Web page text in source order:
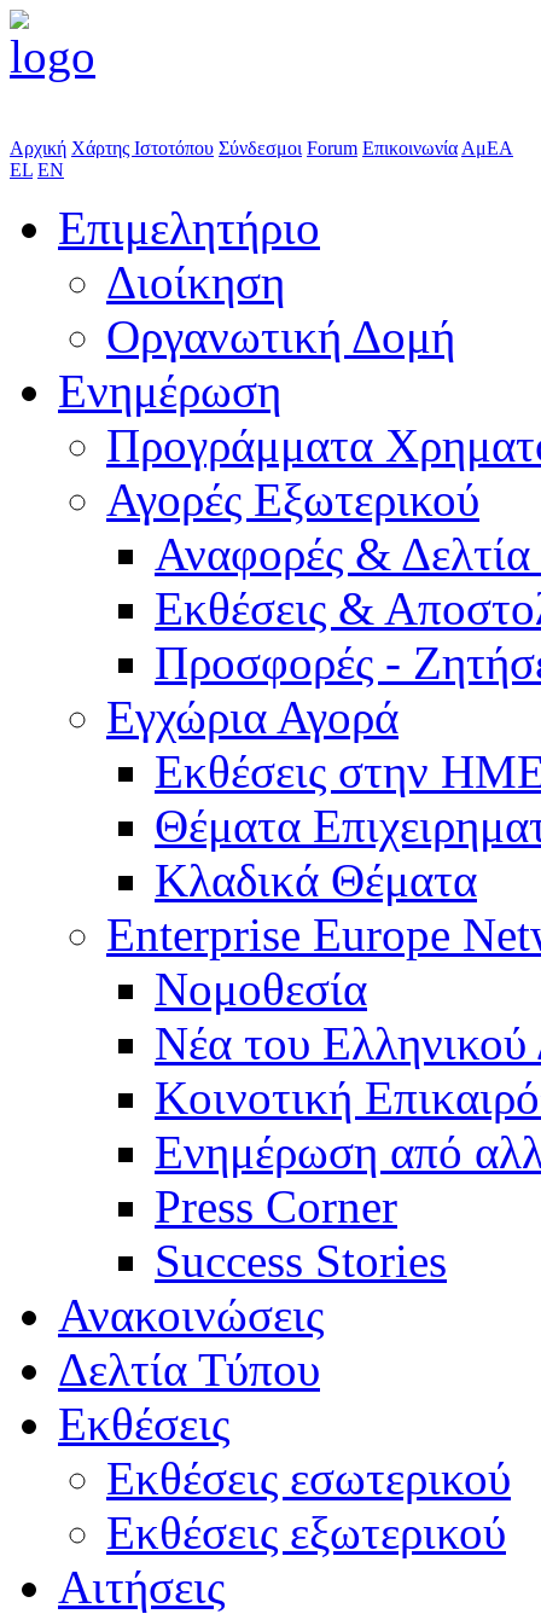
Αρχική Χάρτης Ιστοτόπου Σύνδεσμοι Forum Επικοινωνία ΑμΕΑ
EL EN
Επιμελητήριο
Διοίκηση
Οργανωτική Δομή
Ενημέρωση
Προγράμματα
Αγορές Εξωτερικού
Αναφορές &
Εκθέσεις &
Προσφορές -
Εγχώρια Αγορά
Εκθέσεις στην
Θέματα
Κλαδικά Θέματα
Enterprise Europe
Νομοθεσία
Νέα του Ελληνικού
Κοινοτική
Ενημέρωση από
Press Corner
Success Stories
Ανακοινώσεις
Δελτία Τύπου
Εκθέσεις
Εκθέσεις εσωτερικού
Εκθέσεις εξωτερικού
Αιτήσεις